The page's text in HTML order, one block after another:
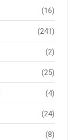
(16)
(241)
(2)
(25)
(4)
(24)
(8)